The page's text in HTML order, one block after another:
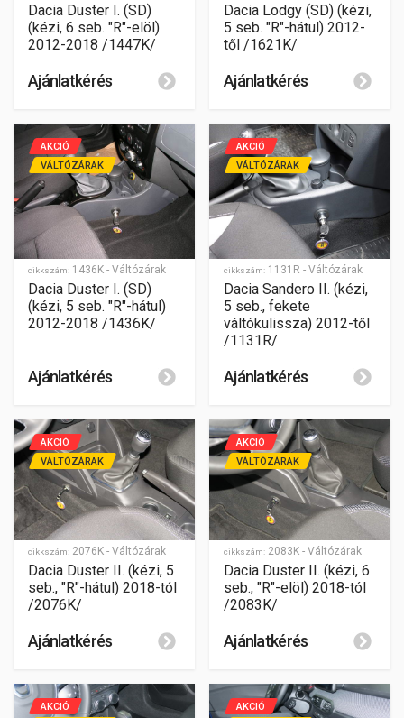
Dacia Duster I. (SD)
(kézi, 6 seb. "R"-elöl)
2012-2018 /1447K/
Ajánlatkérés
Dacia Lodgy (SD) (kézi,
5 seb. "R"-hátul) 2012-
től /1621K/
Ajánlatkérés
cikkszám: 1436K - Váltózárak
AKCIÓ
VÁLTÓZÁRAK
Dacia Duster I. (SD)
(kézi, 5 seb. "R"-hátul)
2012-2018 /1436K/
Ajánlatkérés
cikkszám: 1131R - Váltózárak
AKCIÓ
VÁLTÓZÁRAK
Dacia Sandero II. (kézi,
5 seb., fekete
váltókulissza) 2012-től
/1131R/
Ajánlatkérés
cikkszám: 2076K - Váltózárak
AKCIÓ
VÁLTÓZÁRAK
Dacia Duster II. (kézi, 5
seb., "R"-hátul) 2018-tól
/2076K/
Ajánlatkérés
cikkszám: 2083K - Váltózárak
AKCIÓ
VÁLTÓZÁRAK
Dacia Duster II. (kézi, 6
seb., "R"-elöl) 2018-tól
/2083K/
Ajánlatkérés
AKCIÓ
AKCIÓ